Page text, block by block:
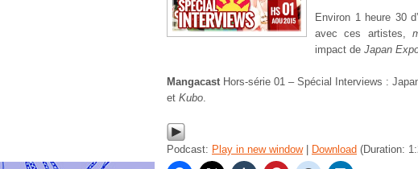
Environ 1 heure 30
avec ces artistes,
impact de Japan
Mangacast Hors-série 01 – Spécial Interviews :
et Kubo.
Podcast: Play in new window| Download (Duration: